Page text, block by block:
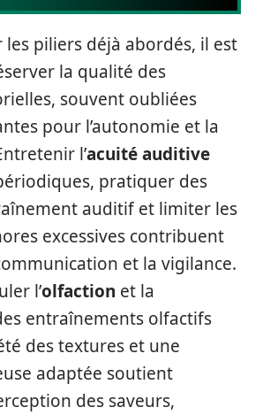
piliers déjà abordés, il est
la qualité des
souvent oubliées
pour l’autonomie et la
l’acuité auditive
pratiquer des
auditif et limiter les
excessives contribuent
et la vigilance.
l’olfaction et la
entraînements olfactifs
des textures et une
adaptée soutient
des saveurs,